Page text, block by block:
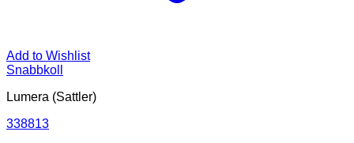
Add to Wishlist
Snabbkoll
Lumera (Sattler)
338813